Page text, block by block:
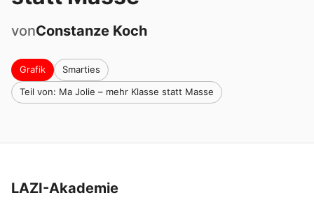
vonConstanze Koch
Grafik
Smarties
Teil von: Ma Jolie – mehr Klasse statt Masse
LAZI-Akademie